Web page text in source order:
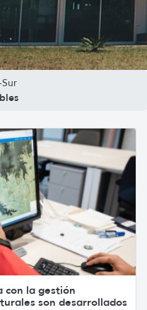
con la gestión
son desarrollados